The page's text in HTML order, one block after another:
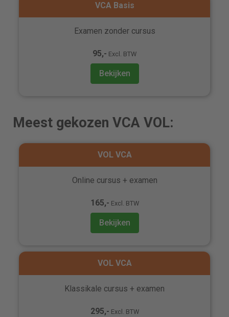
VCA Basis
Examen zonder cursus
95,- Excl. BTW
Bekijken
Meest gekozen VCA VOL:
VOL VCA
Online cursus + examen
165,- Excl. BTW
Bekijken
VOL VCA
Klassikale cursus + examen
295,- Excl. BTW